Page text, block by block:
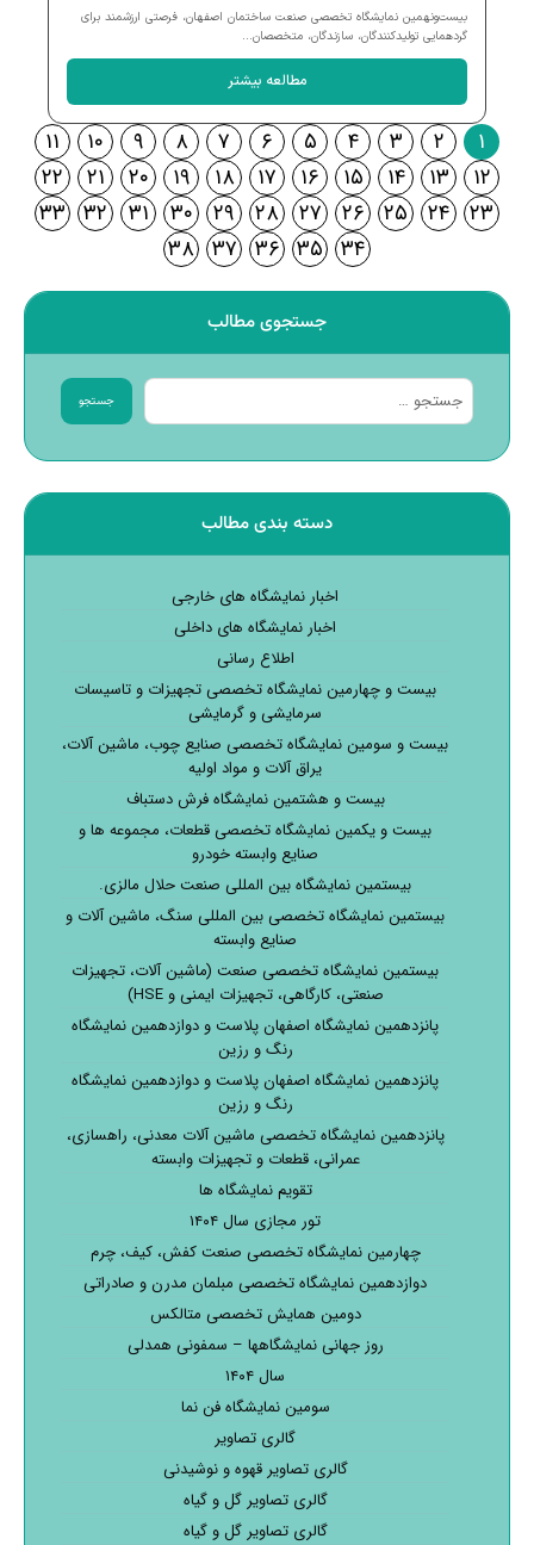
بیست‌ونهمین نمایشگاه تخصصی صنعت ساختمان اصفهان، فرصتی ارزشمند برای
گردهمایی تولیدکنندگان، سازندگان، متخصصان...
مطالعه بیشتر
۱ ۲ ۳ ۴ ۵ ۶ ۷ ۸ ۹ ۱۰
۱۱
۱۲
۱۳ ۱۴ ۱۵ ۱۶ ۱۷ ۱۸ ۱۹ ۲۰ ۲۱
۲۲
۲۳
۲۴ ۲۵ ۲۶ ۲۷ ۲۸ ۲۹ ۳۰ ۳۱ ۳۲ ۳۳
۳۴ ۳۵ ۳۶ ۳۷ ۳۸
جستجوی مطالب
جستجو
دسته بندی مطالب
اخبار نمایشگاه های خارجی
اخبار نمایشگاه های داخلی
اطلاع رسانی
بیست و چهارمین نمایشگاه تخصصی تجهیزات و تاسیسات
سرمایشی و گرمایشی
بیست و سومین نمایشگاه تخصصی صنایع چوب، ماشین آلات،
یراق آلات و مواد اولیه
بیست و هشتمین نمایشگاه فرش دستباف
بیست و یکمین نمایشگاه تخصصی قطعات، مجموعه ها و
صنایع وابسته خودرو
بیستمین نمایشگاه بین المللی صنعت حلال مالزی.
بیستمین نمایشگاه تخصصی بین المللی سنگ، ماشین آلات و
صنایع وابسته
بیستمین نمایشگاه تخصصی صنعت (ماشین آلات، تجهیزات
صنعتی، کارگاهی، تجهیزات ایمنی و HSE)
پانزدهمین نمایشگاه اصفهان پلاست و دوازدهمین نمایشگاه
رنگ و رزین
پانزدهمین نمایشگاه اصفهان پلاست و دوازدهمین نمایشگاه
رنگ و رزین
پانزدهمین نمایشگاه تخصصی ماشین آلات معدنی، راهسازی،
عمرانی، قطعات و تجهیزات وابسته
تقویم نمایشگاه ها
تور مجازی سال ۱۴۰۴
چهارمین نمایشگاه تخصصی صنعت کفش، کیف، چرم
دوازدهمین نمایشگاه تخصصی مبلمان مدرن و صادراتی
دومین همایش تخصصی متالکس
روز جهانی نمایشگاهها – سمفونی همدلی
سال ۱۴۰۴
سومین نمایشگاه فن نما
گالری تصاویر
گالری تصاویر قهوه و نوشیدنی
گالری تصاویر گل و گیاه
گالری تصاویر گل و گیاه